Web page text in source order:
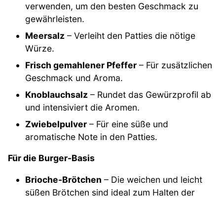
verwenden, um den besten Geschmack zu
gewährleisten.
Meersalz – Verleiht den Patties die nötige
Würze.
Frisch gemahlener Pfeffer – Für zusätzlichen
Geschmack und Aroma.
Knoblauchsalz – Rundet das Gewürzprofil ab
und intensiviert die Aromen.
Zwiebelpulver – Für eine süße und
aromatische Note in den Patties.
Für die Burger-Basis
Brioche-Brötchen – Die weichen und leicht
süßen Brötchen sind ideal zum Halten der